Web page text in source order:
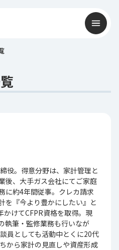
役。得意分野は、家計管理と
後、大手ガス会社にてご家庭
に約4年間従事。クレカ請求
を『今より豊かにしたい』と
かけてCFPR資格を取得。現
執筆・監修業務も行いなが
員としても活動中とくに20代
から家計の見直しや資産形成